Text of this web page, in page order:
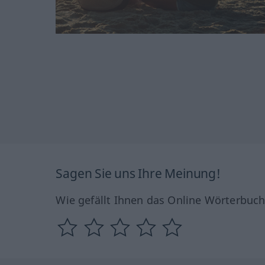
Sagen Sie uns Ihre Meinung!
Wie gefällt Ihnen das Online